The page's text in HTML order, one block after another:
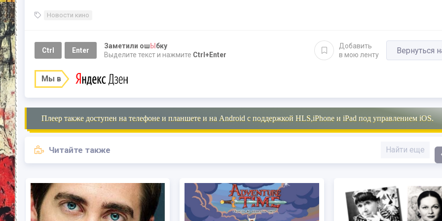
Новости кино
Ctrl Enter
Заметили ош Ы бку
Выделите текст и нажмите Ctrl+Enter
Добавить
в мою ленту
Вернуться
Мы в
Плеер также доступен на телефоне и планшете и на Android с поддержкой HLS,iPhone и iPad под управлением iOS.
Читайте также Найти еще